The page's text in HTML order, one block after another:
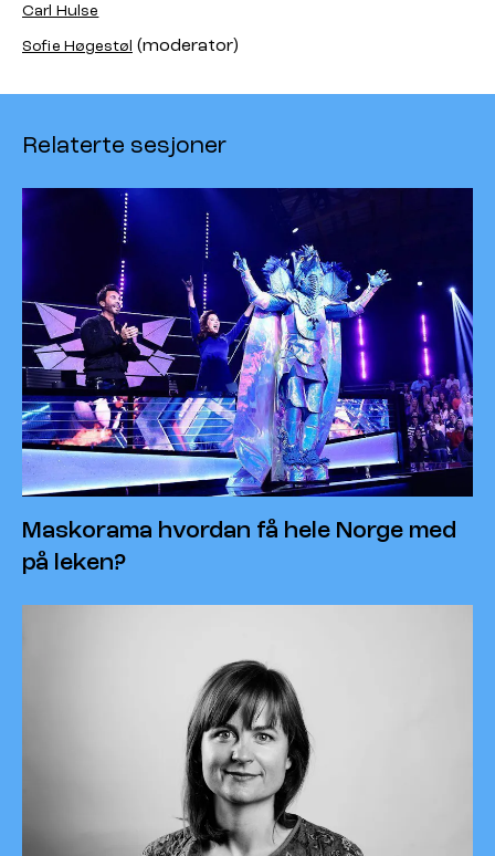
Carl Hulse
Sofie Høgestøl (moderator)
Relaterte sesjoner
Maskorama hvordan få hele Norge med
på leken?